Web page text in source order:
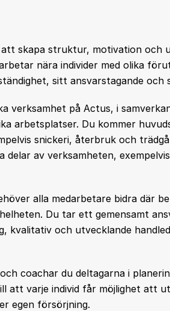
skapa struktur, motivation och
nära individer med olika
sitt ansvarstagande och
verksamhet på Actus, i
arbetsplatser. Du kommer
snickeri, återbruk och
av verksamheten,
alla medarbetare bidra där
Du tar ett gemensamt
kvalitativ och utvecklande
coachar du deltagarna i
att varje individ får möjlighet att
egen försörjning.